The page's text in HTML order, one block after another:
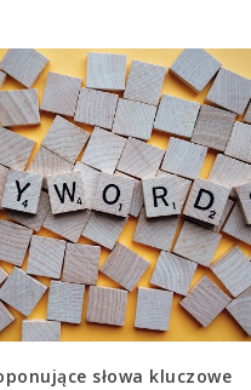
słowa kluczowe